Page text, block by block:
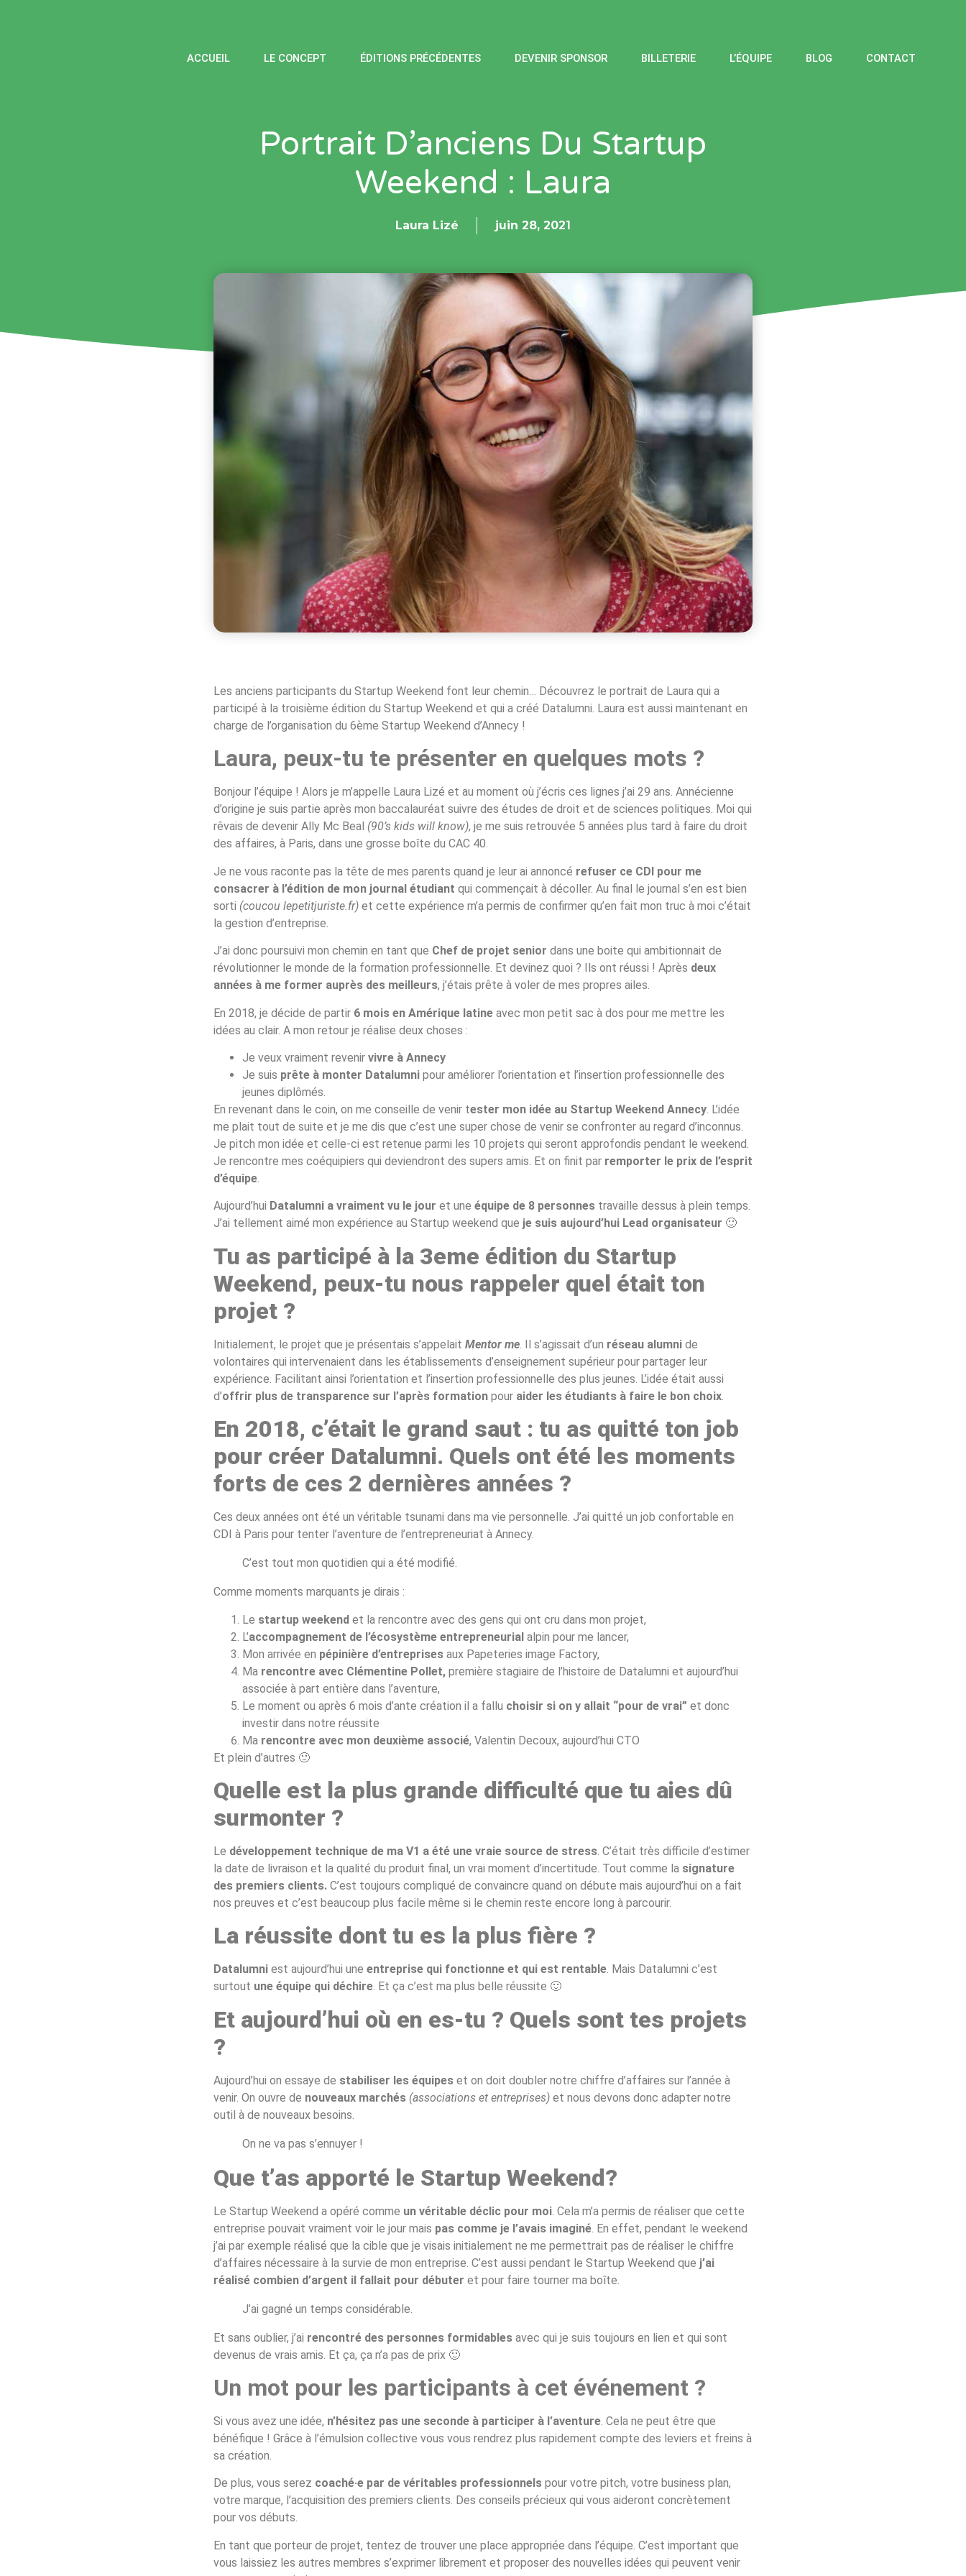
ACCUEIL LE CONCEPT ÉDITIONS PRÉCÉDENTES DEVENIR SPONSOR BILLETERIE L’ÉQUIPE BLOG CONTACT
Portrait D’anciens Du Startup
Weekend : Laura
Laura Lizé juin 28, 2021
Les anciens participants du Startup Weekend font leur chemin… Découvrez le portrait de Laura qui a
participé à la troisième édition du Startup Weekend et qui a créé Datalumni. Laura est aussi maintenant en
charge de l’organisation du 6ème Startup Weekend d’Annecy !
Laura, peux-tu te présenter en quelques mots ?
Bonjour l’équipe ! Alors je m’appelle Laura Lizé et au moment où j’écris ces lignes j’ai 29 ans. Annécienne
d’origine je suis partie après mon baccalauréat suivre des études de droit et de sciences politiques. Moi qui
rêvais de devenir Ally Mc Beal (90’s kids will know), je me suis retrouvée 5 années plus tard à faire du droit
des affaires, à Paris, dans une grosse boîte du CAC 40.
Je ne vous raconte pas la tête de mes parents quand je leur ai annoncé refuser ce CDI pour me
consacrer à l’édition de mon journal étudiant qui commençait à décoller. Au final le journal s’en est bien
sorti (coucou lepetitjuriste.fr) et cette expérience m’a permis de confirmer qu’en fait mon truc à moi c’était
la gestion d’entreprise.
J’ai donc poursuivi mon chemin en tant que Chef de projet senior dans une boite qui ambitionnait de
révolutionner le monde de la formation professionnelle. Et devinez quoi ? Ils ont réussi ! Après deux
années à me former auprès des meilleurs, j’étais prête à voler de mes propres ailes.
En 2018, je décide de partir 6 mois en Amérique latine avec mon petit sac à dos pour me mettre les
idées au clair. A mon retour je réalise deux choses :
Je veux vraiment revenir vivre à Annecy
Je suis prête à monter Datalumni pour améliorer l’orientation et l’insertion professionnelle des
jeunes diplômés.
En revenant dans le coin, on me conseille de venir tester mon idée au Startup Weekend Annecy. L’idée
me plait tout de suite et je me dis que c’est une super chose de venir se confronter au regard d’inconnus.
Je pitch mon idée et celle-ci est retenue parmi les 10 projets qui seront approfondis pendant le weekend.
Je rencontre mes coéquipiers qui deviendront des supers amis. Et on finit par remporter le prix de l’esprit
d’équipe.
Aujourd’hui Datalumni a vraiment vu le jour et une équipe de 8 personnes travaille dessus à plein temps.
J’ai tellement aimé mon expérience au Startup weekend que je suis aujourd’hui Lead organisateur 🙂
Tu as participé à la 3eme édition du Startup
Weekend, peux-tu nous rappeler quel était ton
projet ?
Initialement, le projet que je présentais s’appelait Mentor me . Il s’agissait d’un réseau alumni de
volontaires qui intervenaient dans les établissements d’enseignement supérieur pour partager leur
expérience. Facilitant ainsi l’orientation et l’insertion professionnelle des plus jeunes. L’idée était aussi
d’offrir plus de transparence sur l’après formation pour aider les étudiants à faire le bon choix
En 2018, c’était le grand saut : tu as quitté ton job
pour créer Datalumni. Quels ont été les moments
forts de ces 2 dernières années ?
Ces deux années ont été un véritable tsunami dans ma vie personnelle. J’ai quitté un job confortable en
CDI à Paris pour tenter l’aventure de l’entrepreneuriat à Annecy.
C’est tout mon quotidien qui a été modifié.
Comme moments marquants je dirais :
Le startup weekend et la rencontre avec des gens qui ont cru dans mon projet,
L’accompagnement de l’écosystème entrepreneurial alpin pour me lancer,
Mon arrivée en pépinière d’entreprises aux Papeteries image Factory,
Ma rencontre avec Clémentine Pollet, première stagiaire de l’histoire de Datalumni et aujourd’hui
associée à part entière dans l’aventure,
Le moment ou après 6 mois d’ante création il a fallu choisir si on y allait “pour de vrai” et donc
investir dans notre réussite
Ma rencontre avec mon deuxième associé, Valentin Decoux, aujourd’hui CTO
Et plein d’autres 🙂
Quelle est la plus grande difficulté que tu aies dû
surmonter ?
Le développement technique de ma V1 a été une vraie source de stress. C’était très difficile d’estimer
la date de livraison et la qualité du produit final, un vrai moment d’incertitude. Tout comme la signature
des premiers clients. C’est toujours compliqué de convaincre quand on débute mais aujourd’hui on a fait
nos preuves et c’est beaucoup plus facile même si le chemin reste encore long à parcourir.
La réussite dont tu es la plus fière ?
Datalumni est aujourd’hui une entreprise qui fonctionne et qui est rentable. Mais Datalumni c’est
surtout une équipe qui déchire. Et ça c’est ma plus belle réussite 🙂
Et aujourd’hui où en es-tu ? Quels sont tes projets
?
Aujourd’hui on essaye de stabiliser les équipes et on doit doubler notre chiffre d’affaires sur l’année à
venir. On ouvre de nouveaux marchés (associations et entreprises) et nous devons donc adapter notre
outil à de nouveaux besoins.
On ne va pas s’ennuyer !
Que t’as apporté le Startup Weekend?
Le Startup Weekend a opéré comme un véritable déclic pour moi . Cela m’a permis de réaliser que cette
entreprise pouvait vraiment voir le jour mais pas comme je l’avais imaginé . En effet, pendant le weekend
j’ai par exemple réalisé que la cible que je visais initialement ne me permettrait pas de réaliser le chiffre
d’affaires nécessaire à la survie de mon entreprise. C’est aussi pendant le Startup Weekend que j’ai
réalisé combien d’argent il fallait pour débuter et pour faire tourner ma boîte.
J’ai gagné un temps considérable.
Et sans oublier, j’ai rencontré des personnes formidables avec qui je suis toujours en lien et qui sont
devenus de vrais amis. Et ça, ça n’a pas de prix 🙂
Un mot pour les participants à cet événement ?
Si vous avez une idée, n’hésitez pas une seconde à participer à l’aventure. Cela ne peut être que
bénéfique ! Grâce à l’émulsion collective vous vous rendrez plus rapidement compte des leviers et freins à
sa création.
De plus, vous serez coaché·e par de véritables professionnels pour votre pitch, votre business plan,
votre marque, l’acquisition des premiers clients. Des conseils précieux qui vous aideront concrètement
pour vos débuts.
En tant que porteur de projet, tentez de trouver une place appropriée dans l’équipe. C’est important que
vous laissiez les autres membres s’exprimer librement et proposer des nouvelles idées qui peuvent venir